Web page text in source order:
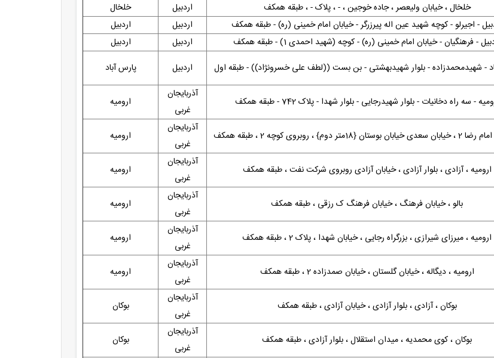
خلخال ، خیابان ولیعصر ، جاده خوجین ، - ، پلاک - ، طبقه همکف اردبیل
خلخال
- اجیرلو - کوچه شهید عین اله پیرزرگر - خیابان امام خمینی (ره) - طبقه همکف اردبیل
اردبیل
- فرهنگیان - خیابان امام خمینی (ره) - کوچه (شهید احمدی 1) - طبقه همکف اردبیل
اردبیل
- شهیدمحمدزاده - بلوار شهیدبهشتی - بن بست ((لطف علی خسرونژاد)) - طبقه اول اردبیل پارس آباد
- سه راه دخانیات - بلوار شهیدرجایی - بلوار شهدا - پلاک 742 - طبقه همکف
آذربایجان
غربی
ارومیه
{18متر دوم} ، روبروی کوچه 2 ، طبقه همکف
آذربایجان
غربی
ارومیه
ارومیه ، آزادی ، بلوار آزادی ، خیابان آزادی روبروی شرکت نفت ، طبقه همکف
آذربایجان
غربی
ارومیه
بالو ، خیابان فرهنگ ، خیابان فرهنگ ک رزقی ، طبقه همکف
آذربایجان
غربی
ارومیه
ارومیه ، میرزای شیرازی ، بزرگراه رجایی ، خیابان شهدا ، پلاک 2 ، طبقه همکف
آذربایجان
غربی
ارومیه
ارومیه ، دیگاله ، خیابان گلستان ، خیابان صمدزاده 2 ، طبقه همکف
آذربایجان
غربی
ارومیه
بوکان ، آزادی ، بلوار آزادی ، خیابان آزادی ، طبقه همکف
آذربایجان
غربی
بوکان
بوکان ، کوی محمدیه ، میدان استقلال ، بلوار آزادی ، طبقه همکف
آذربایجان
غربی
بوکان